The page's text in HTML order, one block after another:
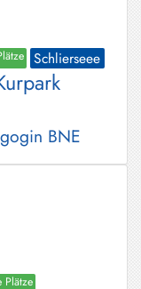
Schlierseee
BNE
Plätze